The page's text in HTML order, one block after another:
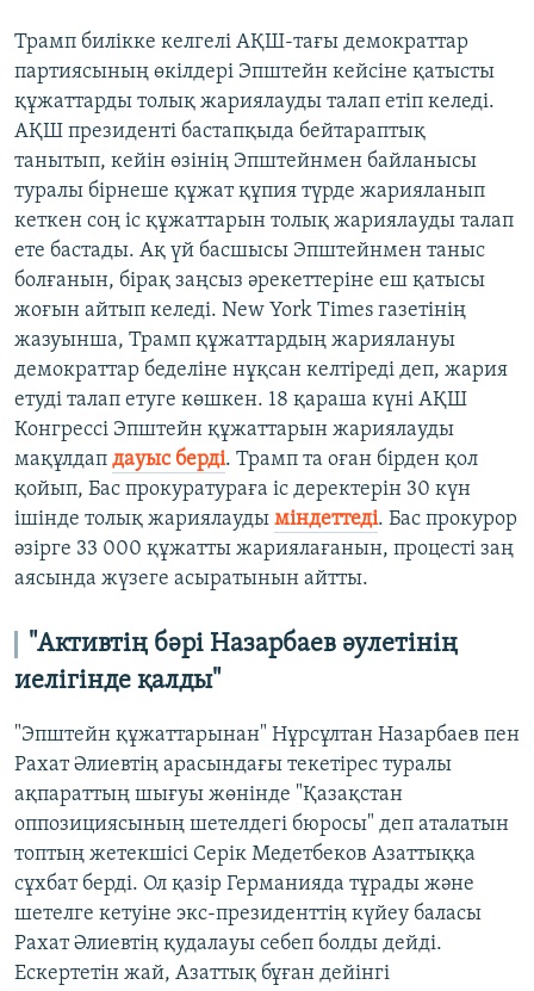
Трамп билікке келгелі АҚШ-тағы демократтар
партиясының өкілдері Эпштейн кейсіне қатысты
құжаттарды толық жариялауды талап етіп келеді.
АҚШ президенті бастапқыда бейтараптық
танытып, кейін өзінің Эпштейнмен байланысы
туралы бірнеше құжат құпия түрде жарияланып
кеткен соң іс құжаттарын толық жариялауды талап
ете бастады. Ақ үй басшысы Эпштейнмен таныс
болғанын, бірақ заңсыз әрекеттеріне еш қатысы
жоғын айтып келеді. New York Times газетінің
жазуынша, Трамп құжаттардың жариялануы
демократтар беделіне нұқсан келтіреді деп, жария
етуді талап етуге көшкен. 18 қараша күні АҚШ
Конгрессі Эпштейн құжаттарын жариялауды
мақұлдап дауыс берді. Трамп та оған бірден қол
қойып, Бас прокуратураға іс деректерін 30 күн
ішінде толық жариялауды міндеттеді. Бас прокурор
әзірге 33 000 құжатты жариялағанын, процесті заң
аясында жүзеге асыратынын айтты.
"Активтің бәрі Назарбаев әулетінің
иелігінде қалды"
"Эпштейн құжаттарынан" Нұрсұлтан Назарбаев пен
Рахат Әлиевтің арасындағы текетірес туралы
ақпараттың шығуы жөнінде "Қазақстан
оппозициясының шетелдегі бюросы" деп аталатын
топтың жетекшісі Серік Медетбеков Азаттыққа
сұхбат берді. Ол қазір Германияда тұрады және
шетелге кетуіне экс-президенттің күйеу баласы
Рахат Әлиевтің қудалауы себеп болды дейді.
Ескертетін жай, Азаттық бұған дейінгі